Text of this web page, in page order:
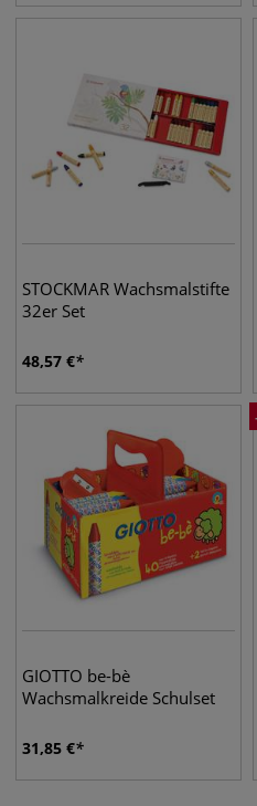
STOCKMAR Wachsmalstifte
32er Set
48,57 €
GIOTTO be-bè
Wachsmalkreide Schulset
31,85 €